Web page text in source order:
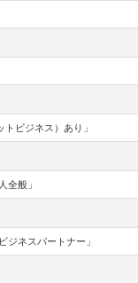
トビジネス）あり」
全般」
ジネスパートナー」